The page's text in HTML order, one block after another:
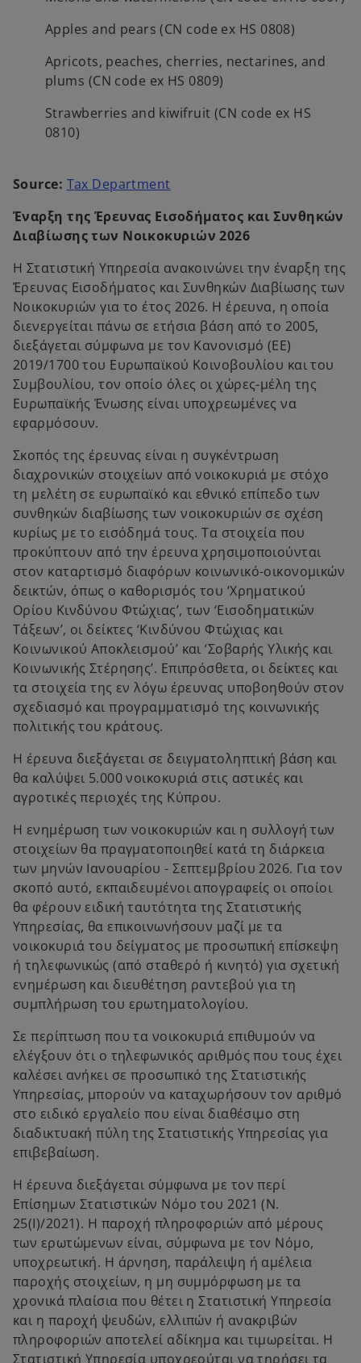
Apples and pears (CN code ex HS 0808)
Apricots, peaches, cherries, nectarines, and
plums (CN code ex HS 0809)
Strawberries and kiwifruit (CN code ex HS
0810)
Source: Tax Departmento
e
n
n
a
n
w
Έναρξη της Έρευνας Εισοδήματος και Συνθηκών
Διαβίωσης των Νοικοκυριών 2026
Η Στατιστική Υπηρεσία ανακοινώνει την έναρξη της
Έρευνας Εισοδήματος και Συνθηκών Διαβίωσης των
Νοικοκυριών για το έτος 2026. Η έρευνα, η οποία
διενεργείται πάνω σε ετήσια βάση από το 2005,
διεξάγεται σύμφωνα με τον Κανονισμό (ΕΕ)
2019/1700 του Ευρωπαϊκού Κοινοβουλίου και του
Συμβουλίου, τον οποίο όλες οι χώρες-μέλη της
Ευρωπαϊκής Ένωσης είναι υποχρεωμένες να
εφαρμόσουν.
Σκοπός της έρευνας είναι η συγκέντρωση
διαχρονικών στοιχείων από νοικοκυριά με στόχο
τη μελέτη σε ευρωπαϊκό και εθνικό επίπεδο των
συνθηκών διαβίωσης των νοικοκυριών σε σχέση
κυρίως με το εισόδημά τους. Τα στοιχεία που
προκύπτουν από την έρευνα χρησιμοποιούνται
στον καταρτισμό διαφόρων κοινωνικό-οικονομικών
δεικτών, όπως ο καθορισμός του ‘Χρηματικού
Ορίου Κινδύνου Φτώχιας’, των ‘Εισοδηματικών
Τάξεων’, οι δείκτες ‘Κινδύνου Φτώχιας και
Κοινωνικού Αποκλεισμού’ και ‘Σοβαρής Υλικής και
Κοινωνικής Στέρησης’. Επιπρόσθετα, οι δείκτες και
τα στοιχεία της εν λόγω έρευνας υποβοηθούν στον
σχεδιασμό και προγραμματισμό της κοινωνικής
πολιτικής του κράτους.
Η έρευνα διεξάγεται σε δειγματοληπτική βάση και
θα καλύψει 5.000 νοικοκυριά στις αστικές και
αγροτικές περιοχές της Κύπρου.
Η ενημέρωση των νοικοκυριών και η συλλογή των
στοιχείων θα πραγματοποιηθεί κατά τη διάρκεια
των μηνών Ιανουαρίου - Σεπτεμβρίου 2026. Για τον
σκοπό αυτό, εκπαιδευμένοι απογραφείς οι οποίοι
θα φέρουν ειδική ταυτότητα της Στατιστικής
Υπηρεσίας, θα επικοινωνήσουν μαζί με τα
νοικοκυριά του δείγματος με προσωπική επίσκεψη
ή τηλεφωνικώς (από σταθερό ή κινητό) για σχετική
ενημέρωση και διευθέτηση ραντεβού για τη
συμπλήρωση του ερωτηματολογίου.
Σε περίπτωση που τα νοικοκυριά επιθυμούν να
ελέγξουν ότι ο τηλεφωνικός αριθμός που τους έχει
καλέσει ανήκει σε προσωπικό της Στατιστικής
Υπηρεσίας, μπορούν να καταχωρήσουν τον αριθμό
στο ειδικό εργαλείο που είναι διαθέσιμο στη
διαδικτυακή πύλη της Στατιστικής Υπηρεσίας για
επιβεβαίωση.
Η έρευνα διεξάγεται σύμφωνα με τον περί
Επίσημων Στατιστικών Νόμο του 2021 (Ν.
25(Ι)/2021). Η παροχή πληροφοριών από μέρους
των ερωτώμενων είναι, σύμφωνα με τον Νόμο,
υποχρεωτική. Η άρνηση, παράλειψη ή αμέλεια
παροχής στοιχείων, η μη συμμόρφωση με τα
χρονικά πλαίσια που θέτει η Στατιστική Υπηρεσία
και η παροχή ψευδών, ελλιπών ή ανακριβών
πληροφοριών αποτελεί αδίκημα και τιμωρείται. Η
Στατιστική Υπηρεσία υποχρεούται να τηρήσει τα